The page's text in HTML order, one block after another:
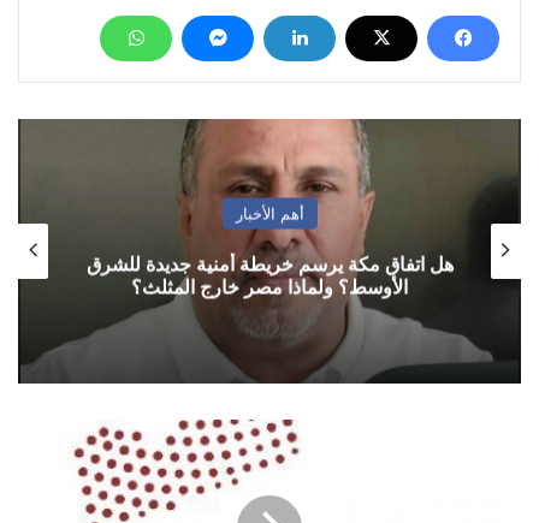
أهم الأخبار
هل اتفاق مكة يرسم خريطة أمنية جديدة للشرق
الأوسط؟ ولماذا مصر خارج المثلث؟